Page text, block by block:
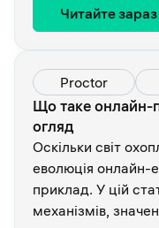
Читайте зараз
Proctor
Що таке онлайн-
огляд
Оскільки світ
еволюція онлайн-
приклад. У цій
механізмів,